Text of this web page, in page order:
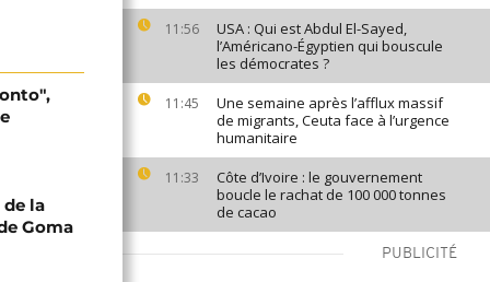
11:56
USA : Qui est Abdul El-Sayed,
l’Américano-Égyptien qui bouscule
les démocrates ?
11:45
Une semaine après l’afflux massif
de migrants, Ceuta face à l’urgence
humanitaire
11:33
Côte d’Ivoire : le gouvernement
boucle le rachat de 100 000 tonnes
de cacao
PUBLICITÉ
de la
Goma